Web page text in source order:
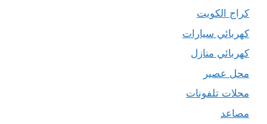
كراج الكويت
كهربائي سيارات
كهربائي منازل
محل عصير
محلات تلفونات
مصاعد